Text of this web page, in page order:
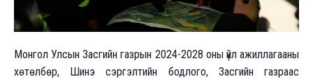
Монгол Улсын Засгийн газрын 2024-2028 оны үйл ажиллагааны
хөтөлбөр, Шинэ сэргэлтийн бодлого, Засгийн газраас